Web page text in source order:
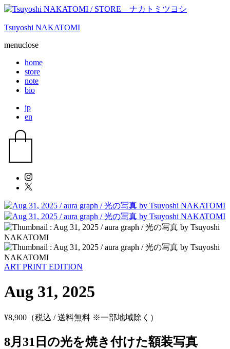
Tsuyoshi NAKATOMI
menuclose
home
store
note
bio
jp
en
ART PRINT EDITION
Aug 31, 2025
¥8,900 （税込 / 送料無料 ※一部地域除く）
8月31日の光を焼き付けた額装写真